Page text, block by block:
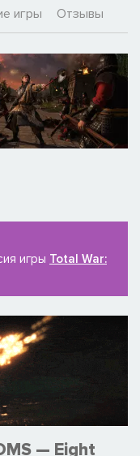
игры Отзывы
игры Total War:
— Eight